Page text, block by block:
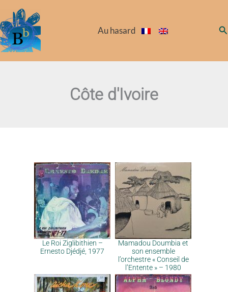
au
contenu
Au hasard
Côte d'Ivoire
Le Roi Ziglibithien –
Ernesto Djédjé, 1977
Mamadou Doumbia et
son ensemble
l’orchestre « Conseil de
l’Entente » – 1980